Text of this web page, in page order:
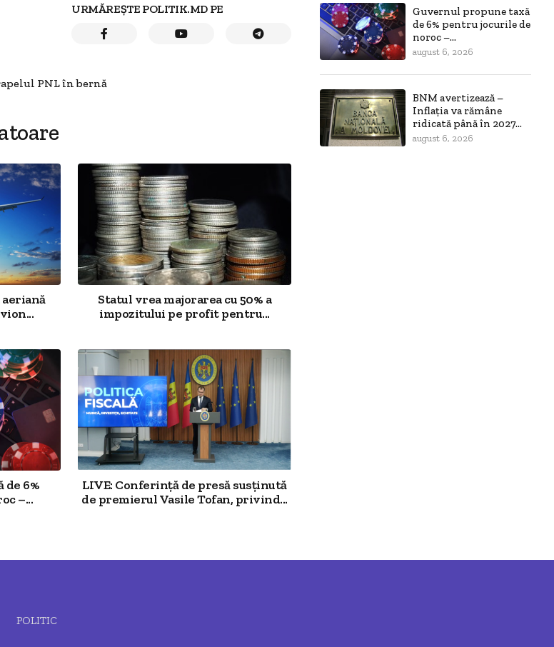
URMĂREȘTE POLITIK.MD PE
PNL în bernă
Statul vrea majorarea cu 50% a
impozitului pe profit pentru...
6%
–...
LIVE: Conferință de presă susținută
de premierul Vasile Tofan, privind...
Guvernul propune taxă
de 6% pentru jocurile de
noroc –...
august 6, 2026
BNM avertizează –
Inflația va rămâne
ridicată până în 2027...
august 6, 2026
POLITIC